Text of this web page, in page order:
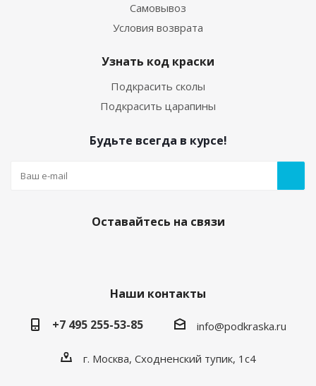
Самовывоз
Условия возврата
Узнать код краски
Подкрасить сколы
Подкрасить царапины
Будьте всегда в курсе!
Оставайтесь на связи
Наши контакты
+7 495 255-53-85
info@podkraska.ru
г. Москва, Сходненский тупик, 1с4